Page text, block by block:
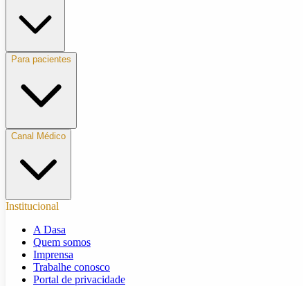
Para pacientes
Canal Médico
Institucional
A Dasa
Quem somos
Imprensa
Trabalhe conosco
Portal de privacidade